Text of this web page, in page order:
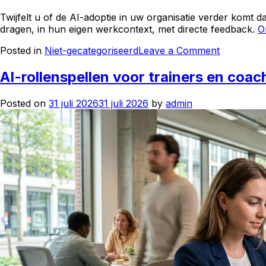
Twijfelt u of de AI-adoptie in uw organisatie verder komt
dragen, in hun eigen werkcontext, met directe feedback.
Posted in Niet-gecategoriseerdLeave a Commenton
adoptie:
waarom
er
is,
en
het
gedrag
nog
niet
AI-rollenspellen voor trainers en
Posted on 31 juli 202631 juli 2026 by admin